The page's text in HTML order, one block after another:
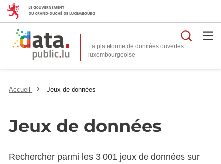
La plateforme de données ouvertes
Accueil Jeux de données
Jeux de données
Rechercher parmi les 3 001 jeux de données sur